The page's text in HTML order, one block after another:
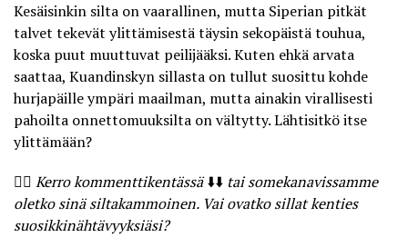
Kesäisinkin silta on vaarallinen, mutta Siperian pitkät
talvet tekevät ylittämisestä täysin sekopäistä touhua,
koska puut muuttuvat peilijääksi. Kuten ehkä arvata
saattaa, Kuandinskyn sillasta on tullut suosittu kohde
hurjapäille ympäri maailman, mutta ainakin virallisesti
pahoilta onnettomuuksilta on vältytty. Lähtisitkö itse
ylittämään?
🤷‍♀️ Kerro kommenttikentässä⬇️⬇️ tai somekanavissamme
oletko sinä siltakammoinen. Vai ovatko sillat kenties
suosikkinähtävyyksiäsi?